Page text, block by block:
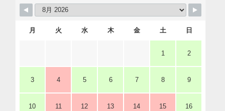
月 火 水 木 金 土 日
1 2
3 4 5 6 7 8 9
10 11 12 13 14 15 16